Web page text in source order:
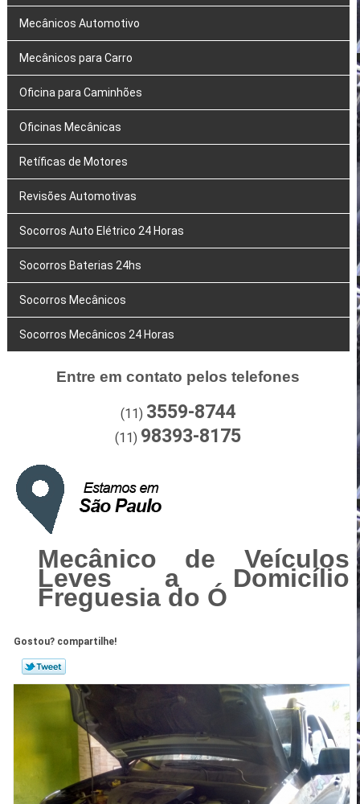
Mecânicos Automotivo
Mecânicos para Carro
Oficina para Caminhões
Oficinas Mecânicas
Retíficas de Motores
Revisões Automotivas
Socorros Auto Elétrico 24 Horas
Socorros Baterias 24hs
Socorros Mecânicos
Socorros Mecânicos 24 Horas
Entre em contato pelos telefones
(11) 3559-8744
(11) 98393-8175
Mecânico de Veículos
Leves a Domicílio
Freguesia do Ó
Gostou? compartilhe!